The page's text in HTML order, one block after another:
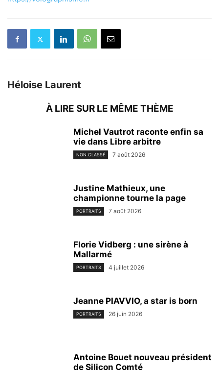
Héloise Laurent
À LIRE SUR LE MÊME THÈME
Michel Vautrot raconte enfin sa
vie dans Libre arbitre
NON CLASSÉ 7 août 2026
Justine Mathieux, une
championne tourne la page
PORTRAITS 7 août 2026
Florie Vidberg : une sirène à
Mallarmé
PORTRAITS 4 juillet 2026
Jeanne PIAVVIO, a star is born
PORTRAITS 26 juin 2026
Antoine Bouet nouveau président
de Silicon Comté